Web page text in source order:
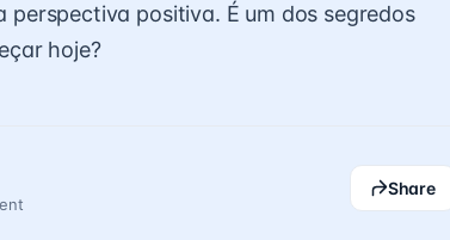
positiva. É um dos segredos
hoje?
Share